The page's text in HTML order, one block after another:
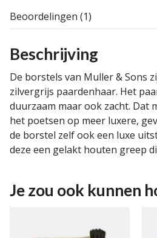
Beoordelingen (1)
Beschrijving
De borstels van Muller & Sons
zilvergrijs paardenhaar. Het
duurzaam maar ook zacht. Dat
het poetsen op meer luxere,
de borstel zelf ook een luxe
deze een gelakt houten greep
Je zou ook kunnen